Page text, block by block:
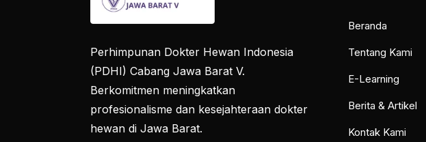
Perhimpunan Dokter Hewan Indonesia
(PDHI) Cabang Jawa Barat V.
Berkomitmen meningkatkan
profesionalisme dan kesejahteraan dokter
hewan di Jawa Barat.
Beranda
Tentang Kami
E-Learning
Berita & Artikel
Kontak Kami